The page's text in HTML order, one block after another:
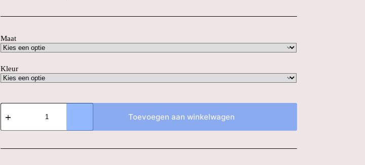
Maat
Kleur
SOL'S
11420
Long
T-
Toevoegen aan winkelwagen